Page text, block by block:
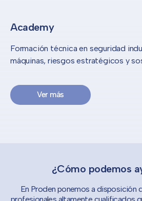
Academy
Formación técnica en seguridad
máquinas, riesgos estratégicos y
Ver más
¿Cómo podemos
En Proden ponemos a disposición
profesionales altamente cualificados